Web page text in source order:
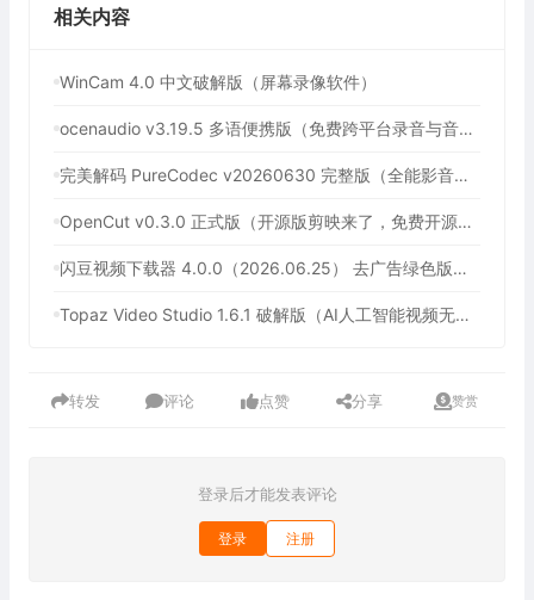
相关内容
WinCam 4.0 中文破解版（屏幕录像软件）
ocenaudio v3.19.5 多语便携版（免费跨平台录音与音频编辑软件）
完美解码 PureCodec v20260630 完整版（全能影音解码包）
OpenCut v0.3.0 正式版（开源版剪映来了，免费开源跨平台视频编辑工具）
闪豆视频下载器 4.0.0（2026.06.25） 去广告绿色版（多平台视频批量下载器）
Topaz Video Studio 1.6.1 破解版（AI人工智能视频无损放大工具）
转发 评论 点赞 分享 赞赏
登录后才能发表评论
登录 注册